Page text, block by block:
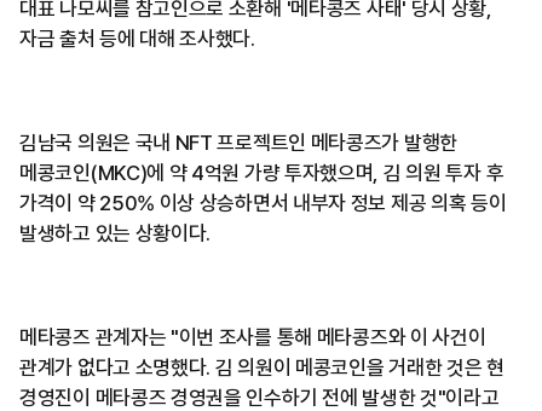
대표 나모씨를 참고인으로 소환해 '메타콩즈 사태' 당시 상황,
자금 출처 등에 대해 조사했다.
김남국 의원은 국내 NFT 프로젝트인 메타콩즈가 발행한
메콩코인(MKC)에 약 4억원 가량 투자했으며, 김 의원 투자 후
가격이 약 250% 이상 상승하면서 내부자 정보 제공 의혹 등이
발생하고 있는 상황이다.
메타콩즈 관계자는 "이번 조사를 통해 메타콩즈와 이 사건이
관계가 없다고 소명했다. 김 의원이 메콩코인을 거래한 것은 현
경영진이 메타콩즈 경영권을 인수하기 전에 발생한 것"이라고